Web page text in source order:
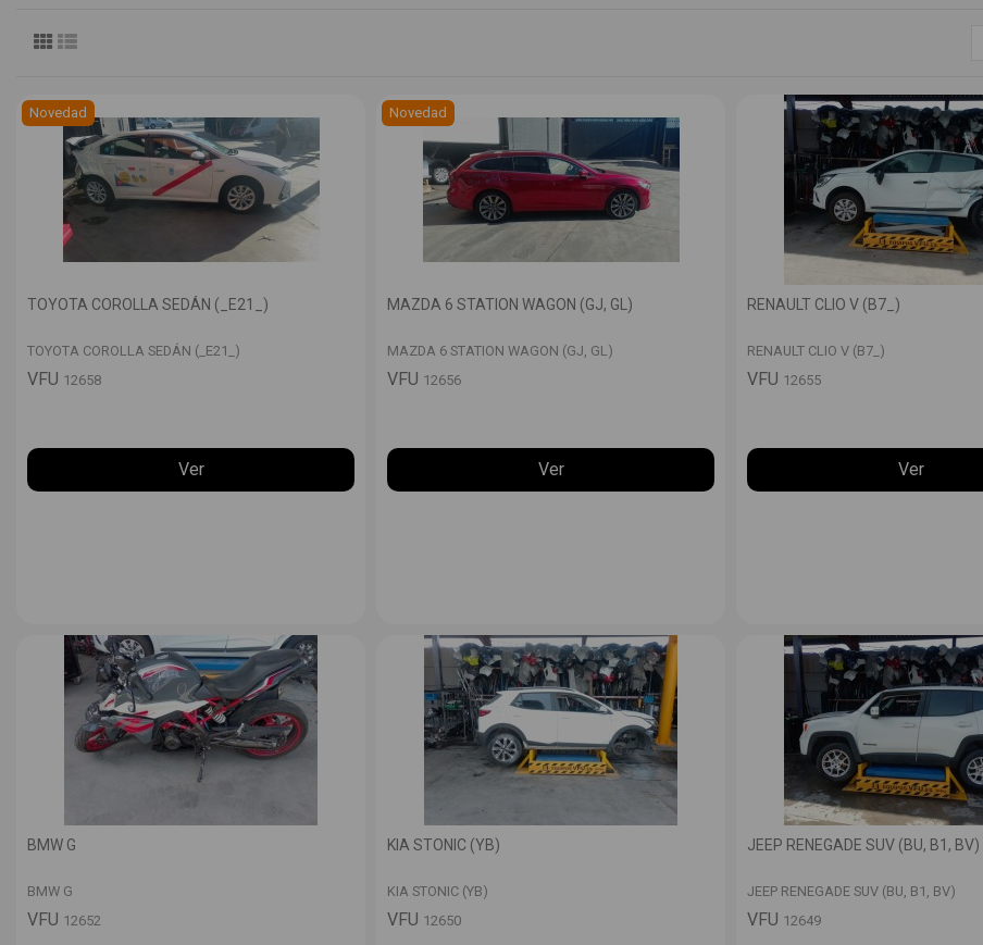
Novedad
TOYOTA COROLLA SEDÁN (_E21_)
TOYOTA COROLLA SEDÁN (_E21_)
VFU 12658
Ver
Novedad
MAZDA 6 STATION WAGON (GJ, GL)
MAZDA 6 STATION WAGON (GJ, GL)
VFU 12656
Ver
RENAULT CLIO V (B7_)
RENAULT CLIO V (B7_)
VFU 12655
Ver
BMW G
BMW G
VFU 12652
KIA STONIC (YB)
KIA STONIC (YB)
VFU 12650
JEEP RENEGADE SUV (BU, B1, BV)
JEEP RENEGADE SUV (BU, B1, BV)
VFU 12649